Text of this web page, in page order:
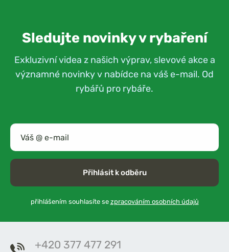
Sledujte novinky v rybaření
Exkluzivní videa z našich výprav, slevové akce a
významné novinky v nabídce na váš e-mail. Od
rybářů pro rybáře.
Přihlásit k odběru
přihlášením souhlasíte se zpracováním osobních údajů
+420 377 477 291